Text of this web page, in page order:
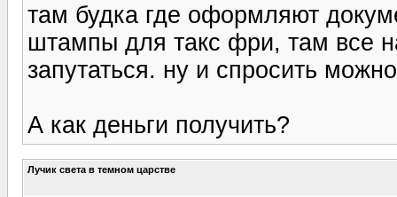
там будка где оформляют
штампы для такс фри, там все
запутаться. ну и спросить
А как деньги получить?
Лучик света в темном царстве